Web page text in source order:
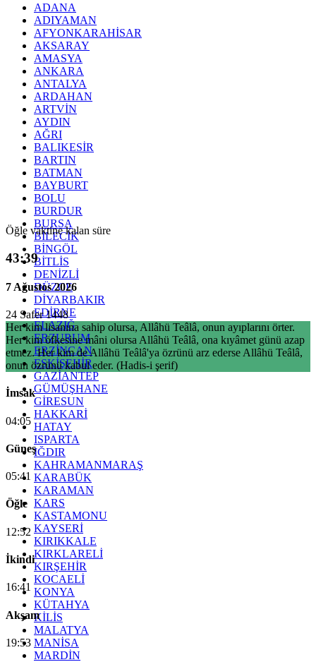
ADANA
ADIYAMAN
AFYONKARAHİSAR
AKSARAY
AMASYA
ANKARA
ANTALYA
ARDAHAN
ARTVİN
AYDIN
AĞRI
BALIKESİR
BARTIN
BATMAN
BAYBURT
BOLU
BURDUR
BURSA
BİLECİK
BİNGÖL
BİTLİS
DENİZLİ
DÜZCE
DİYARBAKIR
EDİRNE
ELAZIĞ
ERZURUM
ERZİNCAN
ESKİŞEHİR
GAZİANTEP
GÜMÜŞHANE
GİRESUN
HAKKARİ
HATAY
ISPARTA
IĞDIR
KAHRAMANMARAŞ
KARABÜK
KARAMAN
KARS
KASTAMONU
KAYSERİ
KIRIKKALE
KIRKLARELİ
KIRŞEHİR
KOCAELİ
KONYA
KÜTAHYA
KİLİS
MALATYA
MANİSA
MARDİN
Öğle vaktine kalan süre
43:39
7 Ağustos 2026
24 Safer 1448
Her kim lisanına sahip olursa, Allâhü Teâlâ, onun ayıplarını örter.
Her kim öfkesine mâni olursa Allâhü Teâlâ, ona kıyâmet günü azap
etmez. Her kim de Allâhü Teâlâ'ya özrünü arz ederse Allâhü Teâlâ,
onun özrünü kabul eder. (Hadis-i şerif)
İmsak
04:05
Güneş
05:41
Öğle
12:52
İkindi
16:41
Akşam
19:53